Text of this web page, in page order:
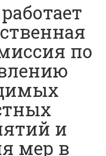
по
и
мер в